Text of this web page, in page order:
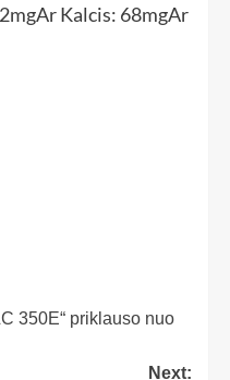
mgArKalcis: 68mgAr
350E“ priklauso nuo
Next: